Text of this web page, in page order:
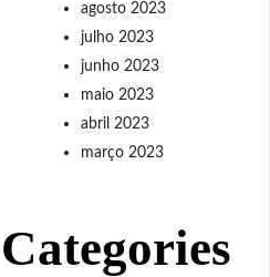
agosto 2023
julho 2023
junho 2023
maio 2023
abril 2023
março 2023
Categories